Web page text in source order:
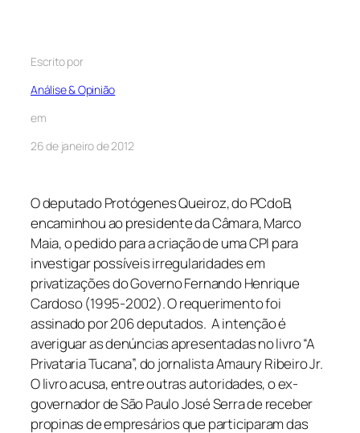
Escrito por
Análise & Opinião
em
26 de janeiro de 2012
O deputado Protógenes Queiroz, do PCdoB,
encaminhou ao presidente da Câmara, Marco
Maia, o pedido para a criação de uma CPI para
investigar possíveis irregularidades em
privatizações do Governo Fernando Henrique
Cardoso (1995-2002). O requerimento foi
assinado por 206 deputados. A intenção é
averiguar as denúncias apresentadas no livro “A
Privataria Tucana”, do jornalista Amaury Ribeiro Jr.
O livro acusa, entre outras autoridades, o ex-
governador de São Paulo José Serra de receber
propinas de empresários que participaram das